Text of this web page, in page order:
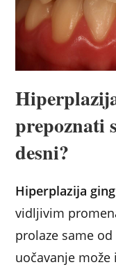
prepoznati
desni?
Hiperplazija
vidljivim
prolaze same
uočavanje